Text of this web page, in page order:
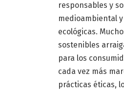
responsables y
medioambiental
ecológicas.
sostenibles
para los
cada vez más
prácticas éticas,